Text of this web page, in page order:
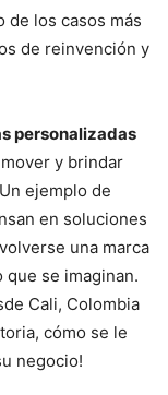
de los casos más
de reinvención y
personalizadas
y brindar
ejemplo de
en soluciones
una marca
que se imaginan.
Cali, Colombia
cómo se le
negocio!